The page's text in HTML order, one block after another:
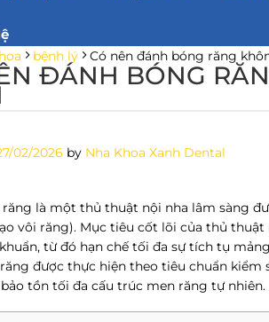
bệnh lý Có nên đánh bóng răng
ĐÁNH BÓNG
02/2026 by Nha Khoa Xanh Dental
là một thủ thuật nội nha lâm sàng
vôi răng). Mục tiêu cốt lõi của thủ
từ đó hạn chế tối đa sự tích tụ
được thực hiện theo tiêu chuẩn
tồn tối đa cấu trúc men răng tự nhiên.